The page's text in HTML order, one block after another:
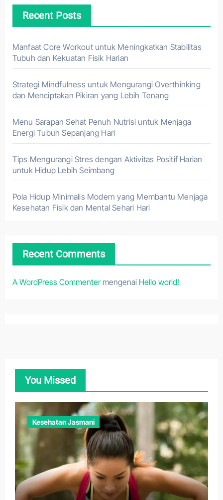
Recent Posts
Manfaat Core Workout untuk Meningkatkan Stabilitas
Tubuh dan Kekuatan Fisik Harian
Strategi Mindfulness untuk Mengurangi Overthinking
dan Menciptakan Pikiran yang Lebih Tenang
Menu Sarapan Sehat Penuh Nutrisi untuk Menjaga
Energi Tubuh Sepanjang Hari
Tips Mengurangi Stres dengan Aktivitas Positif Harian
untuk Hidup Lebih Seimbang
Pola Hidup Minimalis Modern yang Membantu Menjaga
Kesehatan Fisik dan Mental Sehari Hari
Recent Comments
A WordPress Commentermengenai Hello world!
You Missed
Kesehatan Jasmani